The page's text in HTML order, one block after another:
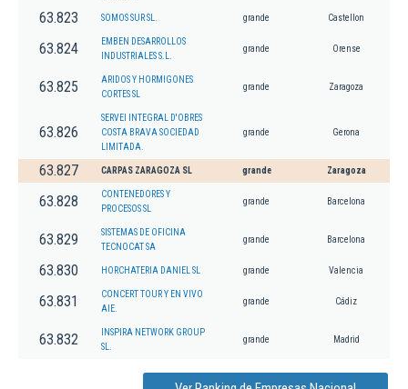
63.823 SOMOS SUR SL. grande Castellon
63.824
EMBEN DESARROLLOS
INDUSTRIALES S.L.
grande Orense
63.825
ARIDOS Y HORMIGONES
CORTES SL
grande Zaragoza
63.826
SERVEI INTEGRAL D'OBRES
COSTA BRAVA SOCIEDAD
LIMITADA.
grande Gerona
63.827 CARPAS ZARAGOZA SL grande Zaragoza
63.828
CONTENEDORES Y
PROCESOS SL
grande Barcelona
63.829
SISTEMAS DE OFICINA
TECNOCAT SA
grande Barcelona
63.830 HORCHATERIA DANIEL SL grande Valencia
63.831
CONCERT TOUR Y EN VIVO
AIE.
grande Cádiz
63.832
INSPIRA NETWORK GROUP
SL.
grande Madrid